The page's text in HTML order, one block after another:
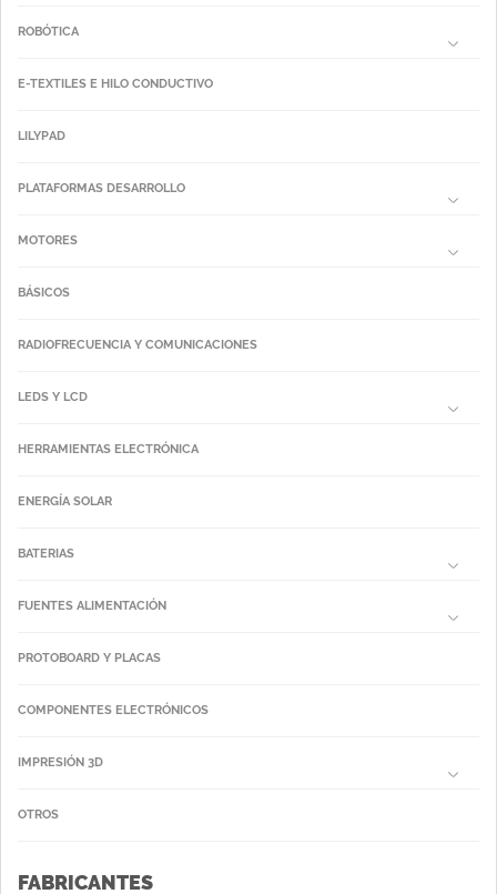
ROBÓTICA
E-TEXTILES E HILO CONDUCTIVO
LILYPAD
PLATAFORMAS DESARROLLO
MOTORES
BÁSICOS
RADIOFRECUENCIA Y COMUNICACIONES
LEDS Y LCD
HERRAMIENTAS ELECTRÓNICA
ENERGÍA SOLAR
BATERIAS
FUENTES ALIMENTACIÓN
PROTOBOARD Y PLACAS
COMPONENTES ELECTRÓNICOS
IMPRESIÓN 3D
OTROS
FABRICANTES